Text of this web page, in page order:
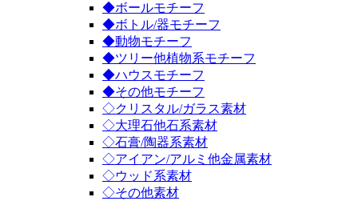
◆ボールモチーフ
◆ボトル/器モチーフ
◆動物モチーフ
◆ツリー他植物系モチーフ
◆ハウスモチーフ
◆その他モチーフ
◇クリスタル/ガラス素材
◇大理石他石系素材
◇石膏/陶器系素材
◇アイアン/アルミ他金属素材
◇ウッド系素材
◇その他素材